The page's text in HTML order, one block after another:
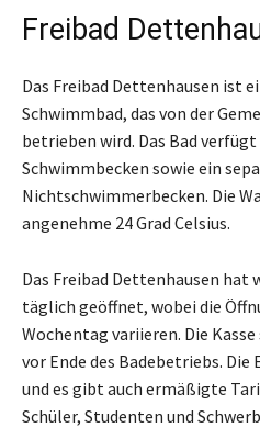
Freibad
Das Freibad Dettenhausen ist
Schwimmbad, das von der
betrieben wird. Das Bad
Schwimmbecken sowie ein
Nichtschwimmerbecken. Die
angenehme 24 Grad Celsius.
Das Freibad Dettenhausen hat
täglich geöffnet, wobei die
Wochentag variieren. Die
vor Ende des Badebetriebs.
und es gibt auch ermäßigte
Schüler, Studenten und